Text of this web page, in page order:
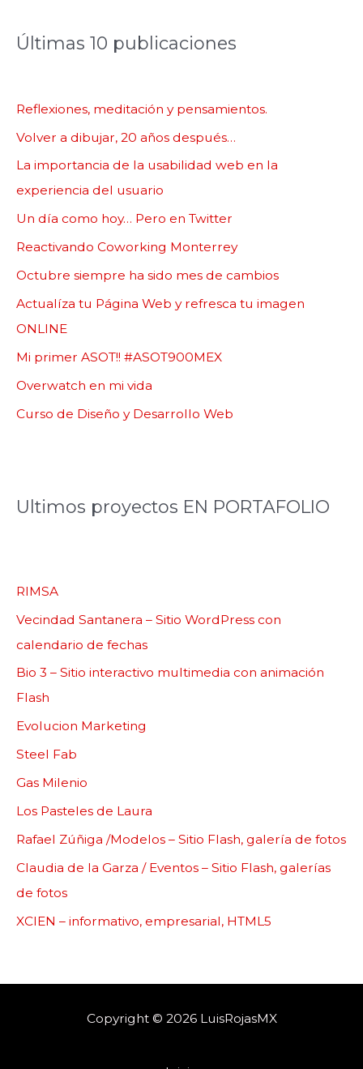
Últimas 10 publicaciones
Reflexiones, meditación y pensamientos.
Volver a dibujar, 20 años después…
La importancia de la usabilidad web en la
experiencia del usuario
Un día como hoy… Pero en Twitter
Reactivando Coworking Monterrey
Octubre siempre ha sido mes de cambios
Actualíza tu Página Web y refresca tu imagen
ONLINE
Mi primer ASOT!! #ASOT900MEX
Overwatch en mi vida
Curso de Diseño y Desarrollo Web
Ultimos proyectos EN PORTAFOLIO
RIMSA
Vecindad Santanera – Sitio WordPress con
calendario de fechas
Bio 3 – Sitio interactivo multimedia con animación
Flash
Evolucion Marketing
Steel Fab
Gas Milenio
Los Pasteles de Laura
Rafael Zúñiga /Modelos – Sitio Flash, galería de fotos
Claudia de la Garza / Eventos – Sitio Flash, galerías
de fotos
XCIEN – informativo, empresarial, HTML5
Copyright © 2026 LuisRojasMX